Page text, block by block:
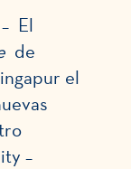
El
de
el
–